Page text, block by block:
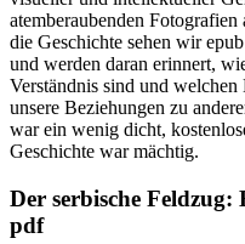
atemberaubenden
die Geschichte sehen wir
und werden daran erinnert,
Verständnis sind und
unsere Beziehungen zu
war ein wenig dicht,
Geschichte war mächtig.
Der serbische Feldzug:
pdf